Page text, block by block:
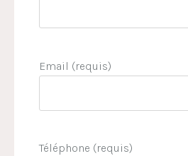
Email (requis)
Téléphone (requis)